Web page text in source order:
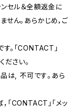
ンセル＆全額返金に
せん。あらかじめ，ご
。「CONTACT」
ださい。
は, 不可です｡あら
「CONTACT」「メッ